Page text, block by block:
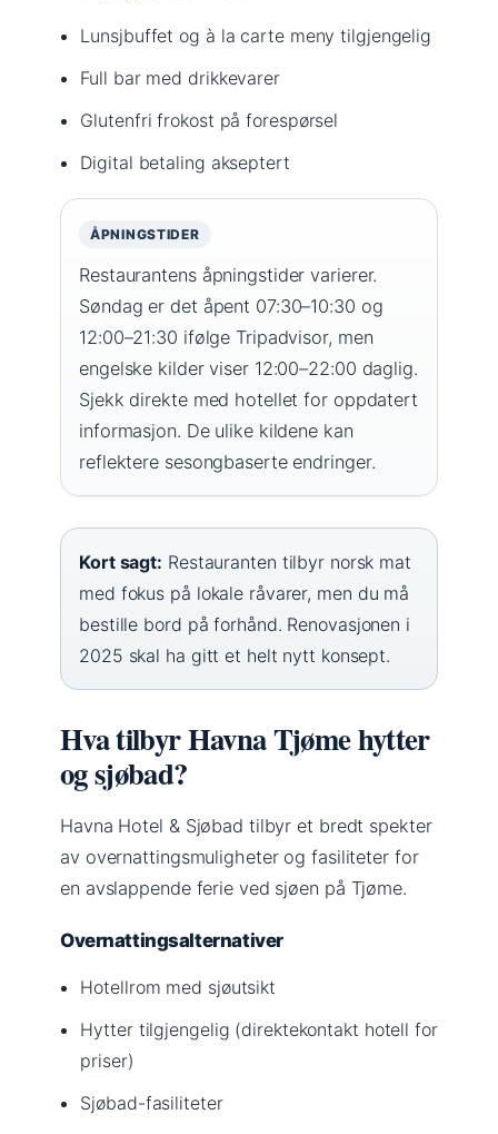
Lunsjbuffet og à la carte meny tilgjengelig
Full bar med drikkevarer
Glutenfri frokost på forespørsel
Digital betaling akseptert
ÅPNINGSTIDER
Restaurantens åpningstider varierer.
Søndag er det åpent 07:30–10:30 og
12:00–21:30 ifølge Tripadvisor, men
engelske kilder viser 12:00–22:00 daglig.
Sjekk direkte med hotellet for oppdatert
informasjon. De ulike kildene kan
reflektere sesongbaserte endringer.
Kort sagt: Restauranten tilbyr norsk mat
med fokus på lokale råvarer, men du må
bestille bord på forhånd. Renovasjonen i
2025 skal ha gitt et helt nytt konsept.
Hva tilbyr Havna Tjøme hytter
og sjøbad?
Havna Hotel & Sjøbad tilbyr et bredt spekter
av overnattingsmuligheter og fasiliteter for
en avslappende ferie ved sjøen på Tjøme.
Overnattingsalternativer
Hotellrom med sjøutsikt
Hytter tilgjengelig (direktekontakt hotell for
priser)
Sjøbad-fasiliteter